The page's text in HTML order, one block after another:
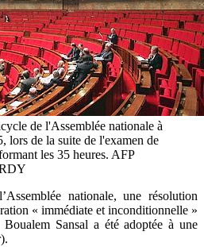
de l'Assemblée nationale à
lors de la suite de l'examen de
les 35 heures. AFP
nationale, une résolution
« immédiate et inconditionnelle »
Sansal a été adoptée à une